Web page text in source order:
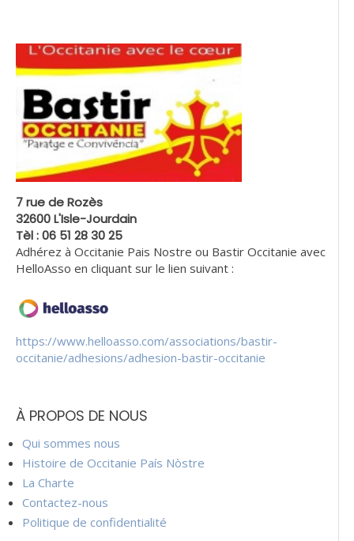
7 rue de Rozès
32600 L'Isle-Jourdain
Tèl : 06 51 28 30 25
Adhérez à Occitanie Pais Nostre ou Bastir Occitanie avec
HelloAsso en cliquant sur le lien suivant :
https://www.helloasso.com/associations/bastir-
occitanie/adhesions/adhesion-bastir-occitanie
À PROPOS DE NOUS
Qui sommes nous
Histoire de Occitanie País Nòstre
La Charte
Contactez-nous
Politique de confidentialité